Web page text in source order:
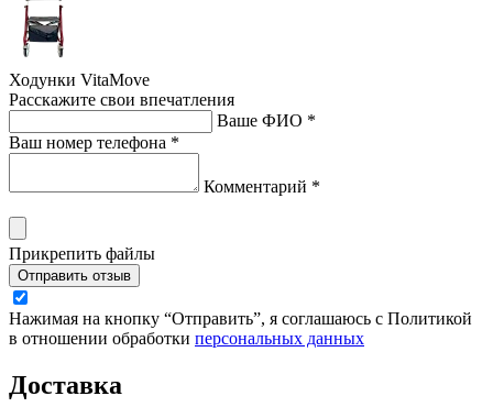
Ходунки VitaMove
Расскажите свои впечатления
Ваше ФИО *
Ваш номер телефона *
Комментарий *
Прикрепить файлы
Отправить отзыв
Нажимая на кнопку “Отправить”, я соглашаюсь с Политикой
в отношении обработки персональных данных
Доставка